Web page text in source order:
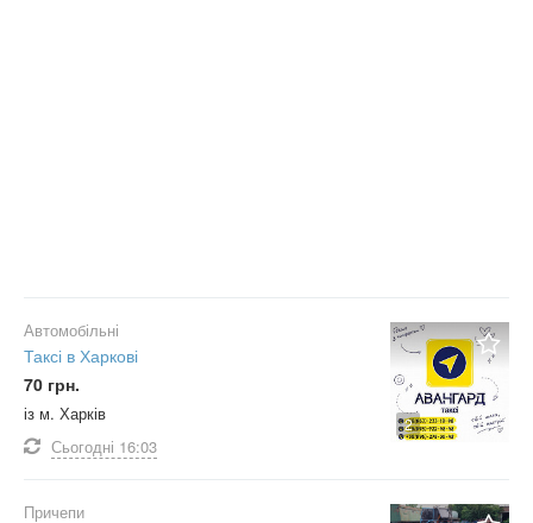
2
Автомобільні
Таксі в Харкові
70 грн.
із м. Харків
Сьогодні 16:03
Причепи